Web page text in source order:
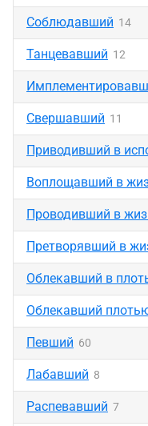
Соблюдавший 14
Танцевавший 12
Свершавший 11
Приводивший в
Воплощавший в
Проводивший в
Претворявший в
Облекавший в
Облекавший
Певший 60
Лабавший 8
Распевавший 7